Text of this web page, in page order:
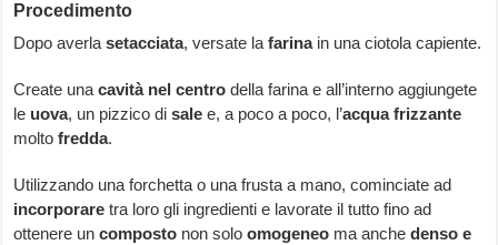
Procedimento
Dopo averla setacciata, versate lafarinain una ciotola capiente.
Create unacavità nel centro della farina e all’interno aggiungete
le uova, un pizzico disale e, a poco a poco, l’acqua frizzante
molto fredda.
Utilizzando una forchetta o una frusta a mano, cominciate ad
incorporare tra loro gli ingredienti e lavorate il tutto fino ad
ottenere uncomposto non soloomogeneo ma anchedenso e